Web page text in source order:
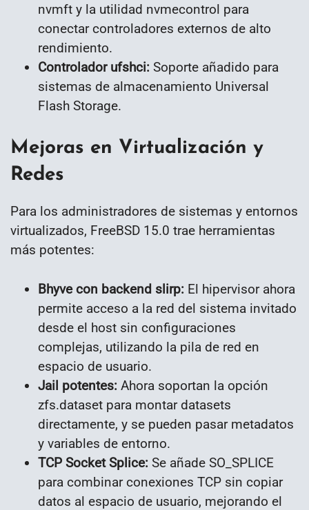
nvmft y la utilidad nvmecontrol para
conectar controladores externos de alto
rendimiento.
Controlador ufshci: Soporte añadido para
sistemas de almacenamiento Universal
Flash Storage.
Mejoras en Virtualización y
Redes
Para los administradores de sistemas y entornos
virtualizados, FreeBSD 15.0 trae herramientas
más potentes:
Bhyve con backend slirp: El hipervisor ahora
permite acceso a la red del sistema invitado
desde el host sin configuraciones
complejas, utilizando la pila de red en
espacio de usuario.
Jail potentes: Ahora soportan la opción
zfs.dataset para montar datasets
directamente, y se pueden pasar metadatos
y variables de entorno.
TCP Socket Splice: Se añade SO_SPLICE
para combinar conexiones TCP sin copiar
datos al espacio de usuario, mejorando el